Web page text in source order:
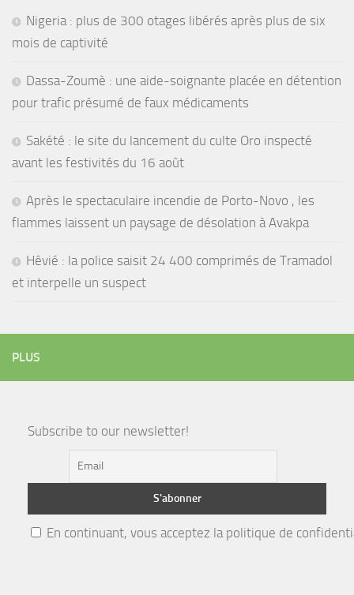
Nigeria : plus de 300 otages libérés après plus de six
mois de captivité
Dassa-Zoumè : une aide-soignante placée en détention
pour trafic présumé de faux médicaments
Sakété : le site du lancement du culte Oro inspecté
avant les festivités du 16 août
Après le spectaculaire incendie de Porto-Novo , les
flammes laissent un paysage de désolation à Avakpa
Hêvié : la police saisit 24 400 comprimés de Tramadol
et interpelle un suspect
PLUS
Subscribe to our newsletter!
En continuant, vous acceptez la politique de